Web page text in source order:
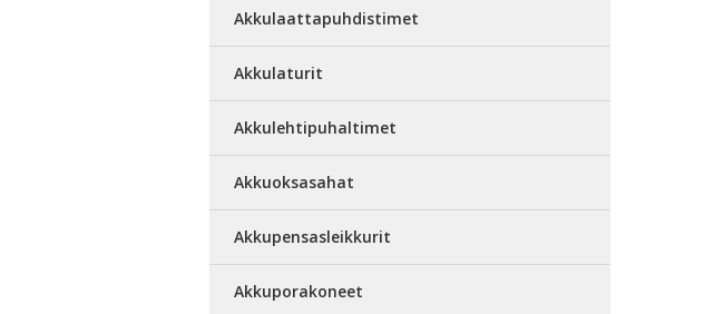
Akkulaattapuhdistimet
Akkulaturit
Akkulehtipuhaltimet
Akkuoksasahat
Akkupensasleikkurit
Akkuporakoneet